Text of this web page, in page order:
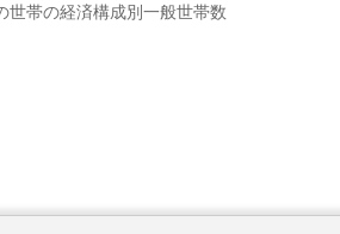
世帯の経済構成別一般世帯数